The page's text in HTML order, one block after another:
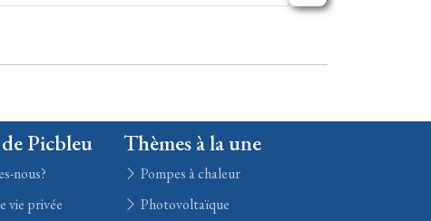
Picbleu
nous?
vie privée
Thèmes à la une
Pompes à chaleur
Photovoltaïque